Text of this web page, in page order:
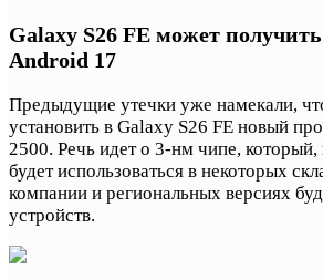
Galaxy S26 FE может
Android 17
Предыдущие утечки уже намекали,
установить в Galaxy S26 FE новый
2500. Речь идет о 3-нм чипе,
будет использоваться в некоторых
компании и региональных версиях
устройств.